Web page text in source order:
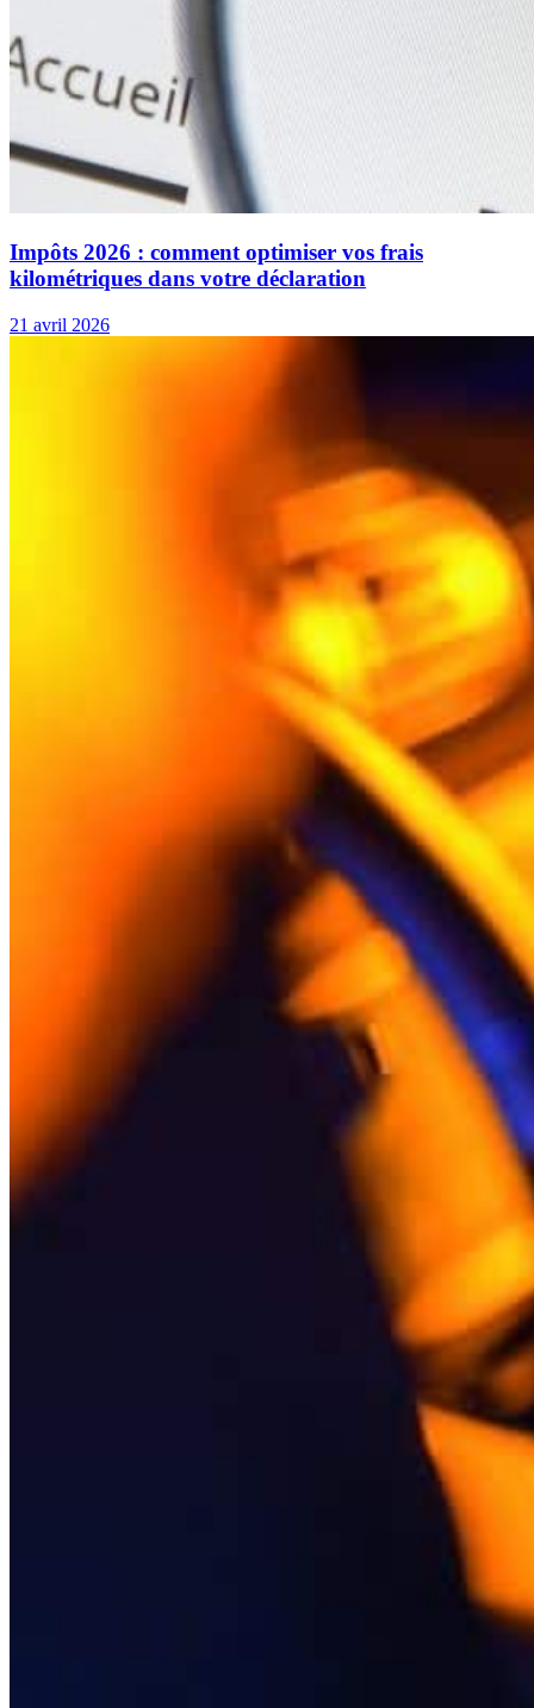
Impôts 2026 : comment optimiser vos frais
kilométriques dans votre déclaration
21 avril 2026